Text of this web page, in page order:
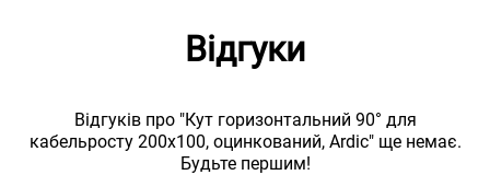
Відгуки
Відгуків про "Кут горизонтальний 90° для
кабельросту 200х100, оцинкований, Ardic" ще немає.
Будьте першим!